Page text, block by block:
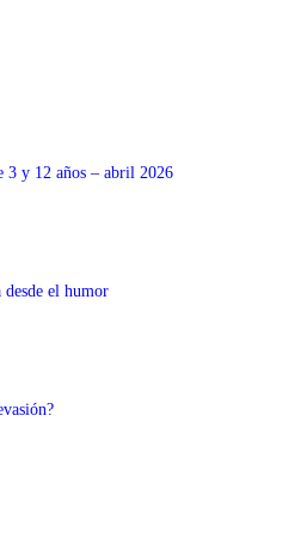
3 y 12 años – abril 2026
el humor